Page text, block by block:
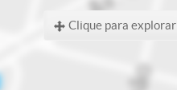
Clique para explorar